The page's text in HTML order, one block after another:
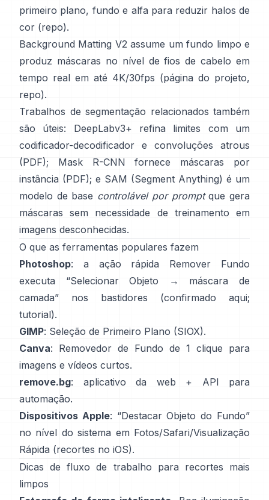
primeiro plano, fundo e alfa para reduzir halos de
cor (repo).
Background Matting V2 assume um fundo limpo e
produz máscaras no nível de fios de cabelo em
tempo real em até 4K/30fps (página do projeto,
repo).
Trabalhos de segmentação relacionados também
são úteis:
DeepLabv3+ refina limites com um
codificador-decodificador e convoluções atrous
(PDF); Mask R-CNN fornece máscaras por
instância (PDF); e SAM (Segment Anything) é um
modelo de base controlável por promptque gera
máscaras sem necessidade de treinamento em
imagens desconhecidas.
O que as ferramentas populares fazem
Photoshop: a ação rápida Remover Fundo
executa “Selecionar Objeto → máscara de
camada” nos bastidores
(confirmado aqui;
tutorial).
GIMP: Seleção de Primeiro Plano (SIOX).
Canva: Removedor de Fundo de 1 clique para
imagens e vídeos curtos.
remove.bg: aplicativo da web + API para
automação.
Dispositivos Apple: “Destacar Objeto do Fundo”
no nível do sistema em Fotos/Safari/Visualização
Rápida (recortes no iOS).
Dicas de fluxo de trabalho para recortes mais
limpos